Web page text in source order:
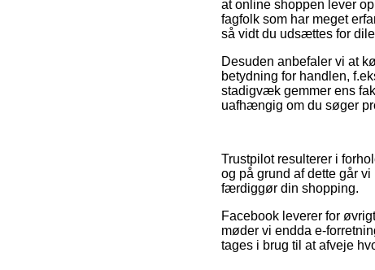
at online shoppen lever
fagfolk som har meget
så vidt du udsættes for
Desuden anbefaler vi at
betydning for handlen,
stadigvæk gemmer ens
uafhængig om du søger
Trustpilot resulterer i
og på grund af dette går
færdiggør din shopping.
Facebook leverer for
møder vi endda e-
tages i brug til at afveje